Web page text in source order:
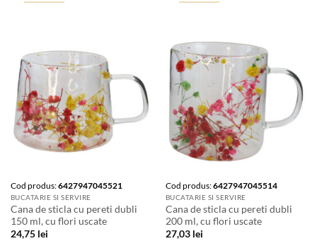
Cod produs:6427947045521
BUCATARIE SI SERVIRE
Cana de sticla cu pereti dubli
150 ml, cu flori uscate
24,75 lei
Cod produs:6427947045514
BUCATARIE SI SERVIRE
Cana de sticla cu pereti dubli
200 ml, cu flori uscate
27,03 lei